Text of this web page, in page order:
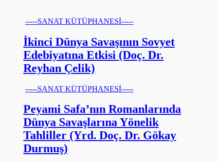
-----SANAT KÜTÜPHANESİ-----
İkinci Dünya Savaşının Sovyet
Edebiyatına Etkisi (Doç. Dr.
Reyhan Çelik)
-----SANAT KÜTÜPHANESİ-----
Peyami Safa’nın Romanlarında
Dünya Savaşlarına Yönelik
Tahliller (Yrd. Doç. Dr. Gökay
Durmuş)